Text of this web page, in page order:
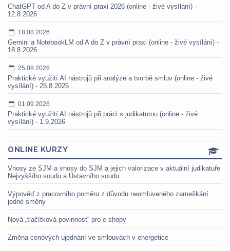
ChatGPT od A do Z v právní praxi 2026 (online - živé vysílání) -
12.8.2026
18.08.2026
Gemini a NotebookLM od A do Z v právní praxi (online - živé vysílání) -
18.8.2026
25.08.2026
Praktické využití AI nástrojů při analýze a tvorbě smluv (online - živé
vysílání) - 25.8.2026
01.09.2026
Praktické využití AI nástrojů při práci s judikaturou (online - živé
vysílání) - 1.9.2026
ONLINE KURZY
Vnosy ze SJM a vnosy do SJM a jejich valorizace v aktuální judikatuře
Nejvyššího soudu a Ústavního soudu
Výpověď z pracovního poměru z důvodu neomluveného zameškání
jedné směny
Nová „tlačítková povinnost“ pro e-shopy
Změna cenových ujednání ve smlouvách v energetice